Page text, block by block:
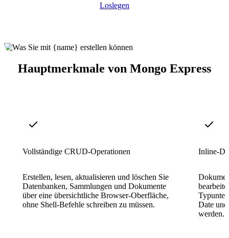
Loslegen
Hauptmerkmale von Mongo Express
Vollständige CRUD-Operationen
Erstellen, lesen, aktualisieren und löschen Sie
Datenbanken, Sammlungen und Dokumente
über eine übersichtliche Browser-Oberfläche,
ohne Shell-Befehle schreiben zu müssen.
Inline-
Date
werden.